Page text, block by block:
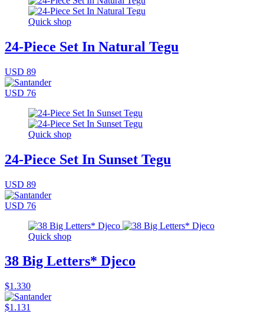
Quick shop
24-Piece Set In Natural Tegu
USD 89
USD 76
Quick shop
24-Piece Set In Sunset Tegu
USD 89
USD 76
Quick shop
38 Big Letters* Djeco
$1.330
$1.131